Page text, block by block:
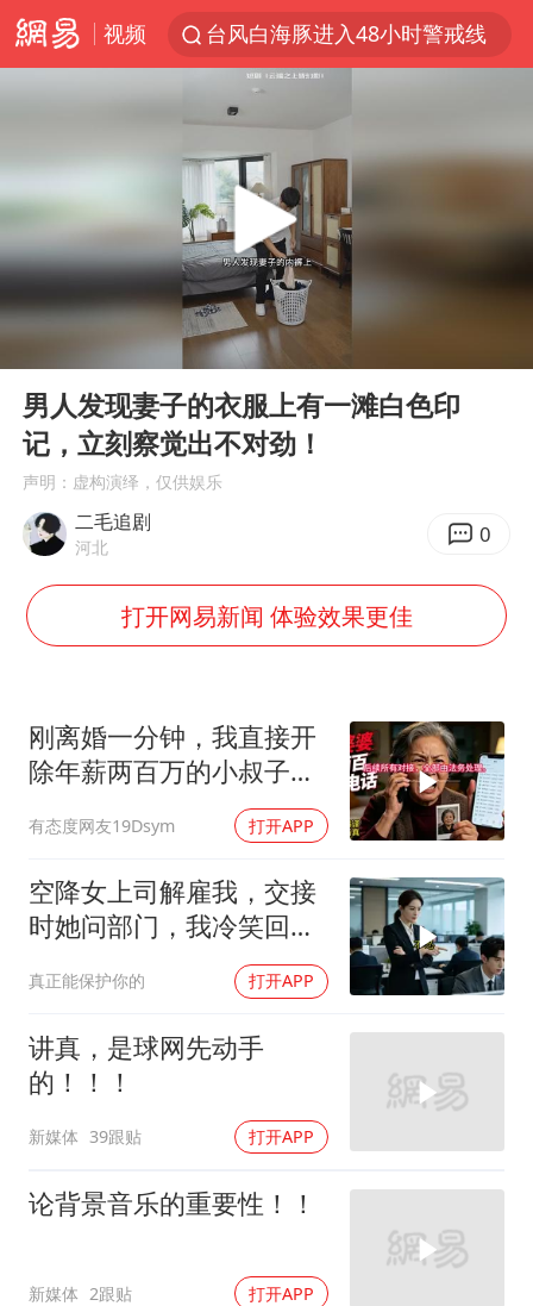
视频
台风白海豚进入48小时警戒线
宇树科技发行价格150.80元/股
看守所辅警收受10万获刑1年
五粮液渠道价一箱上涨近百元
CIA被曝已秘密设立古巴工作组
U17国足1分钟轰2球
我国编制完成新版全月地质图
“深圳地面沉降致车辆损坏”不实
外交部发言人就广岛核爆81周年等答记者问
中国“五箭齐发”反制美国
多地要求领导干部带头休假
奋进开新局 实干挑大梁
Play
男人发现妻子的衣服上有一滩白色印
记，立刻察觉出不对劲！
声明：虚构演绎，仅供娱乐
二毛追剧
河北 0
打开网易新闻 体验效果更佳
刚离婚一分钟，我直接开
除年薪两百万的小叔子，
有态度网友19Dsym 打开APP
空降女上司解雇我，交接
时她问部门，我冷笑回
真正能保护你的 打开APP
讲真，是球网先动手
的！！！
新媒体 39跟贴 打开APP
论背景音乐的重要性！！
新媒体 2跟贴 打开APP